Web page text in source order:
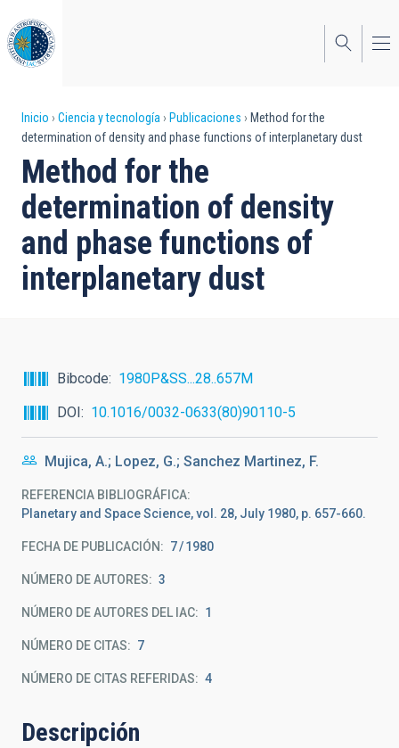
al
contenido
principal
Sobrescribir
enlaces
de
ayuda
a
la
Inicio Ciencia y tecnología Publicaciones
Method for the
determination of density and phase functions of interplanetary dust
Method for the
determination of density
and phase functions of
interplanetary dust
Bibcode
1980P&SS...28..657M
DOI
10.1016/0032-0633(80)90110-5
Mujica, A.; Lopez, G.; Sanchez Martinez, F.
REFERENCIA BIBLIOGRÁFICA
Planetary and Space Science, vol. 28, July 1980, p. 657-660.
FECHA DE PUBLICACIÓN: 7 1980
NÚMERO DE AUTORES 3
NÚMERO DE AUTORES DEL IAC 1
NÚMERO DE CITAS 7
NÚMERO DE CITAS REFERIDAS 4
Descripción